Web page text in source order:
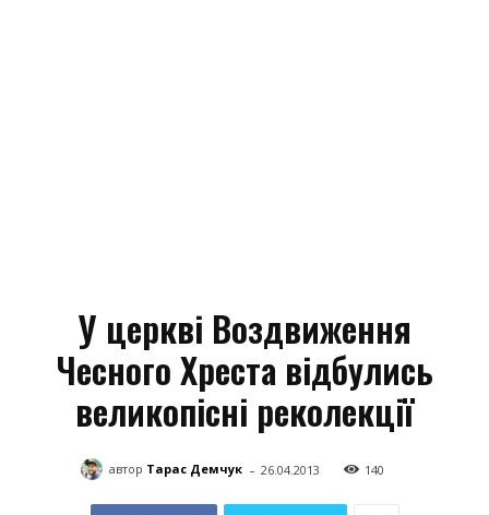
У церкві Воздвиження
Чесного Хреста відбулись
великопісні реколекції
автор Тарас Демчук - 26.04.2013 140